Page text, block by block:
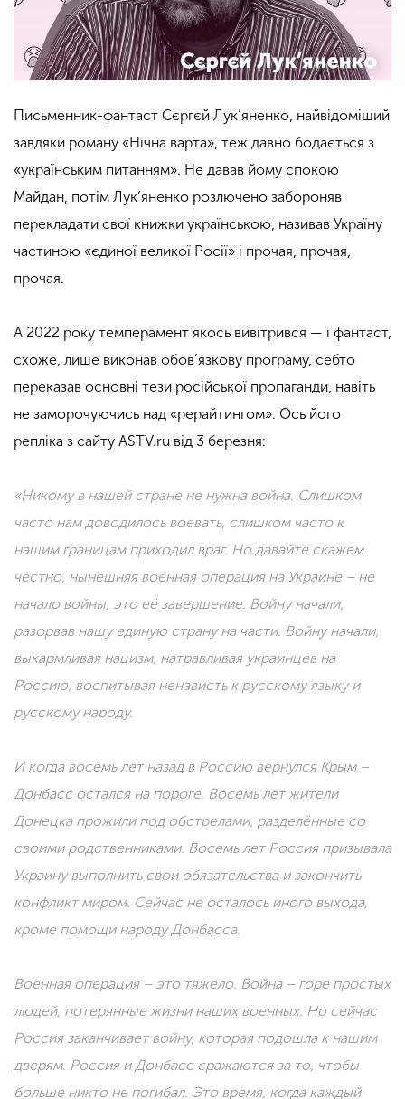
Письменник-фантаст Сєргєй Лук’яненко, найвідоміший
завдяки роману «Нічна варта», теж давно бодається з
«українським питанням». Не давав йому спокою
Майдан, потім Лук’яненко розлючено забороняв
перекладати свої книжки українською, називав Україну
частиною «єдиної великої Росії» і прочая, прочая,
прочая.
А 2022 року темперамент якось вивітрився — і фантаст,
схоже, лише виконав обов’язкову програму, себто
переказав основні тези російської пропаганди, навіть
не заморочуючись над «рерайтингом». Ось його
репліка з сайту ASTV.ru від 3 березня:
«Никому в нашей стране не нужна война. Слишком
часто нам доводилось воевать, слишком часто к
нашим границам приходил враг. Но давайте скажем
честно, нынешняя военная операция на Украине – не
начало войны, это её завершение. Войну начали,
разорвав нашу единую страну на части. Войну начали,
выкармливая нацизм, натравливая украинцев на
Россию, воспитывая ненависть к русскому языку и
русскому народу.
И когда восемь лет назад в Россию вернулся Крым –
Донбасс остался на пороге. Восемь лет жители
Донецка прожили под обстрелами, разделённые со
своими родственниками. Восемь лет Россия призывала
Украину выполнить свои обязательства и закончить
конфликт миром. Сейчас не осталось иного выхода,
кроме помощи народу Донбасса.
Военная операция – это тяжело. Война – горе простых
людей, потерянные жизни наших военных. Но сейчас
Россия заканчивает войну, которая подошла к нашим
дверям. Россия и Донбасс сражаются за то, чтобы
больше никто не погибал. Это время, когда каждый